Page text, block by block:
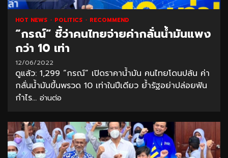
HOT NEWS POLITICS RECOMMEND
“กรณ์” ชี้ว่าคนไทยจ่ายค่ากลั่นน้ำมันแพง
กว่า 10 เท่า
12/06/2022
ดูแล้ว: 1,299 “กรณ์” เปิดราคาน้ำมัน คนไทยโดนปล้น ค่า
กลั่นน้ำมันขึ้นพรวด 10 เท่าในปีเดียว ย้ำรัฐอย่าปล่อยฟัน
กำไร... อ่านต่อ